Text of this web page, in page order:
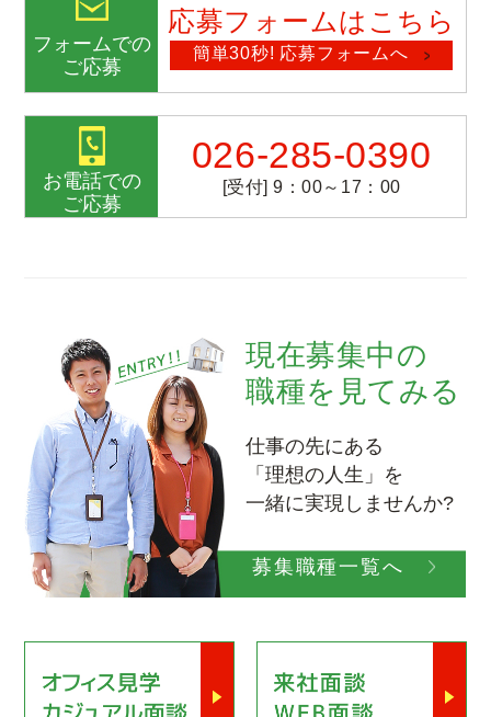
フォームでの
ご応募
応募フォームはこちら
簡単30秒! 応募フォームへ
お電話での
ご応募
026-285-0390
[受付] 9：00～17：00
現在募集中の
職種を見てみる
仕事の先にある
「理想の人生」を
一緒に実現しませんか?
募集職種一覧へ